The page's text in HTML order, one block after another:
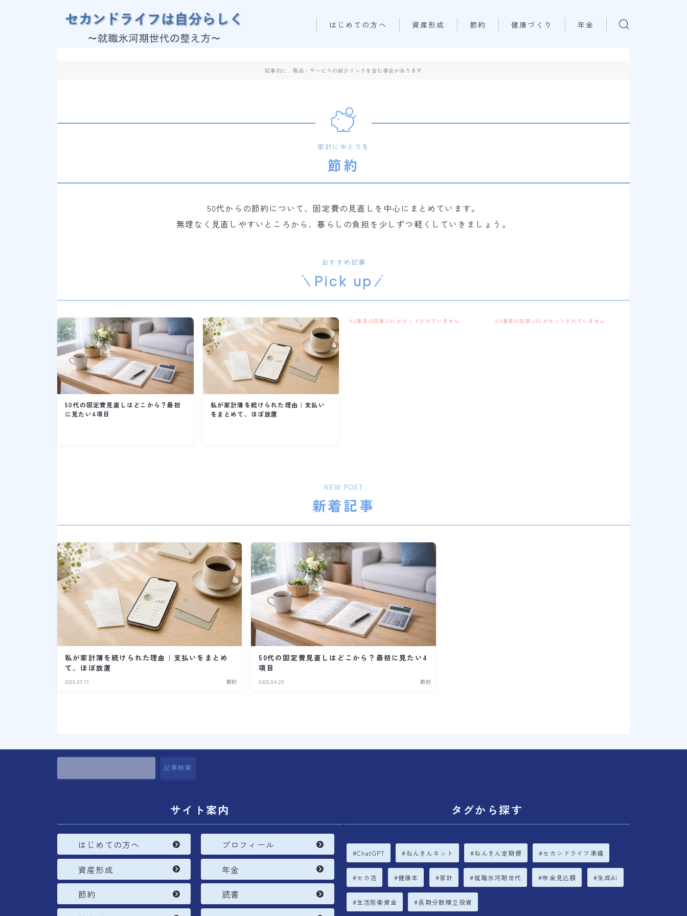
はじめての方へ 資産形成 節約 健康づくり 年金
記事内に、商品・サービスの紹介リンクを含む場合があります
家計にゆとりを
節約
50代からの節約について、固定費の見直しを中心にまとめています。
無理なく見直しやすいところから、暮らしの負担を少しずつ軽くしていきましょう。
おすすめ記事
Pick up
50代の固定費見直しはどこから？最初
に見たい4項目
私が家計簿を続けられた理由｜支払い
をまとめて、ほぼ放置
※3番目の記事URLがセットされていません ※4番目の記事URLがセットされていません
NEW POST
新着記事
私が家計簿を続けられた理由｜支払いをまとめ
て、ほぼ放置
2026.07.17 節約
50代の固定費見直しはどこから？最初に見たい4
項目
2026.04.25 節約
記事検索
サイト案内
はじめての方へ
資産形成
節約
プロフィール
年金
読書
タグから探す
ChatGPT ねんきんネット ねんきん定期便 セカンドライフ準備
セカ活 健康本 家計 就職氷河期世代 年金見込額 生成AI
生活防衛資金 長期分散積立投資